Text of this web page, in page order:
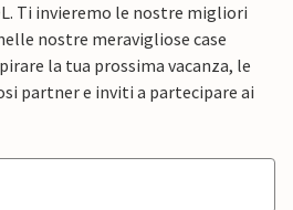
Ti invieremo le nostre migliori
nostre meravigliose case
la tua prossima vacanza, le
partner e inviti a partecipare ai